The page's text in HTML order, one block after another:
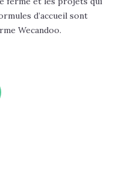
d’accueil sont
Wecandoo.